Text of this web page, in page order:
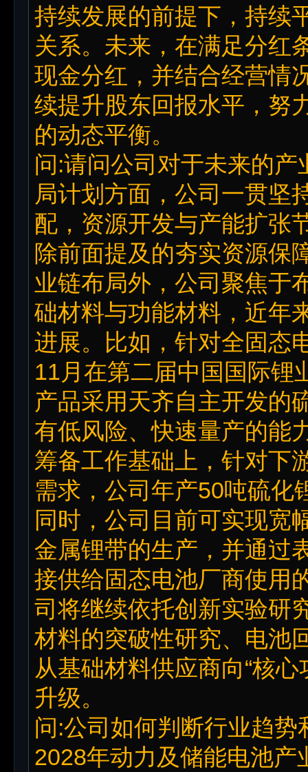
持续发展的前提下，持续
关系。未来，在满足分红
现金分红，并结合经营情
续提升股东回报水平，努
的动态平衡。
问:请问公司对于未来的
局计划方面，公司一贯坚
配，资源开发与产能扩张
除前面提及的夯实资源保
业链布局外，公司聚焦于
础材料与功能材料，近年
进展。比如，针对全固态
11月在第二届中国国际锂
产品采用天齐自主开发的
有低风险、快速量产的能
筹备工作基础上，针对下
需求，公司年产50吨硫化
同时，公司目前可实现宽
金属锂带的生产，并通过
接供给固态电池厂商使用
司将继续依托创新实验研
材料的突破性研究、电池
从基础材料供应商向“核
升级。
问:公司如何判断行业趋
2028年动力及储能电池